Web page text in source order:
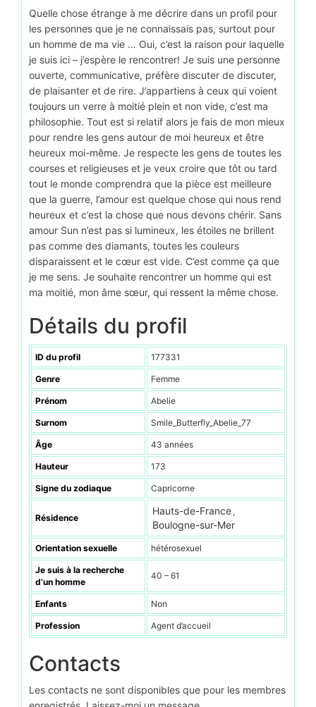
Quelle chose étrange à me décrire dans un profil pour
les personnes que je ne connaissais pas, surtout pour
un homme de ma vie … Oui, c’est la raison pour laquelle
je suis ici – j’espère le rencontrer! Je suis une personne
ouverte, communicative, préfère discuter de discuter,
de plaisanter et de rire. J’appartiens à ceux qui voient
toujours un verre à moitié plein et non vide, c’est ma
philosophie. Tout est si relatif alors je fais de mon mieux
pour rendre les gens autour de moi heureux et être
heureux moi-même. Je respecte les gens de toutes les
courses et religieuses et je veux croire que tôt ou tard
tout le monde comprendra que la pièce est meilleure
que la guerre, l’amour est quelque chose qui nous rend
heureux et c’est la chose que nous devons chérir. Sans
amour Sun n’est pas si lumineux, les étoiles ne brillent
pas comme des diamants, toutes les couleurs
disparaissent et le cœur est vide. C’est comme ça que
je me sens. Je souhaite rencontrer un homme qui est
ma moitié, mon âme sœur, qui ressent la même chose.
Détails du profil
ID du profil 177331
Genre Femme
Prénom Abelie
Surnom Smile_Butterfly_Abelie_77
Âge 43 années
Hauteur 173
Signe du zodiaque Capricorne
Résidence
Hauts-de-France ,
Boulogne-sur-Mer
Orientation sexuelle hétérosexuel
Je suis à la recherche
d’un homme
40 – 61
Enfants Non
Profession Agent d’accueil
Contacts
Les contacts ne sont disponibles que pour les membres